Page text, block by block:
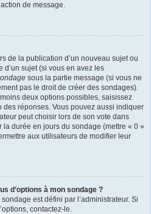
de message.
de la publication d’un nouveau sujet ou
d’un sujet (si vous en avez les
sous la partie message (si vous ne
pas le droit de créer des sondages).
deux options possibles, saisissez
réponses. Vous pouvez aussi indiquer
peut choisir lors de son vote dans
la durée en jours du sondage (mettre « 0 »
aux utilisateurs de modifier leur
d’options à mon sondage ?
est défini par l’administrateur. Si
contactez-le.